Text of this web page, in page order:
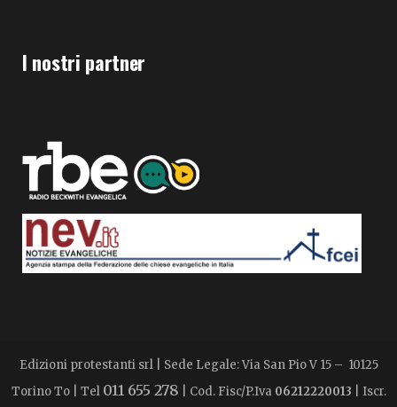
I nostri partner
Edizioni protestanti srl | Sede Legale: Via San Pio V 15 – 10125
Torino To | Tel 011 655 278 | Cod. Fisc/P.Iva 06212220013 | Iscr.